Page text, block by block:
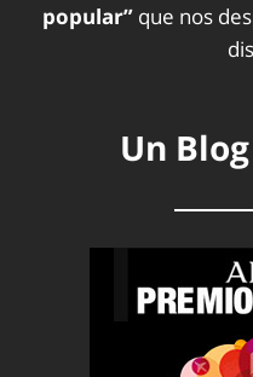
popular” que nos
Un